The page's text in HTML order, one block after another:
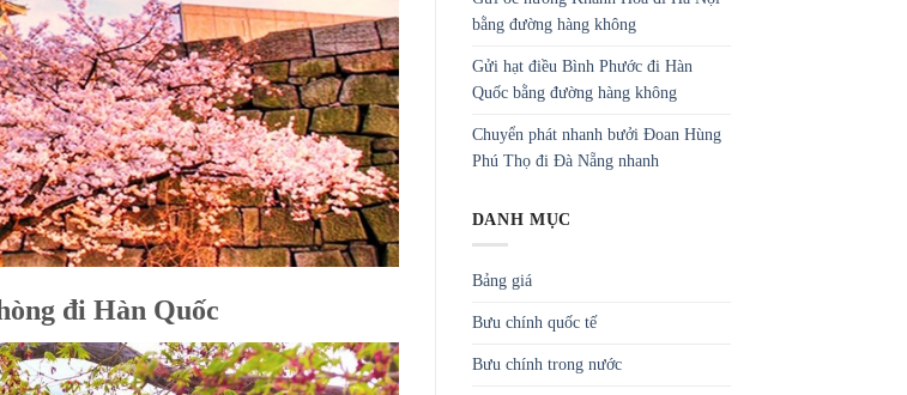
đi Hàn Quốc
bằng đường hàng không
Gửi hạt điều Bình Phước đi Hàn
Quốc bằng đường hàng không
Chuyển phát nhanh bưởi Đoan Hùng
Phú Thọ đi Đà Nẵng nhanh
DANH MỤC
Bảng giá
Bưu chính quốc tế
Bưu chính trong nước